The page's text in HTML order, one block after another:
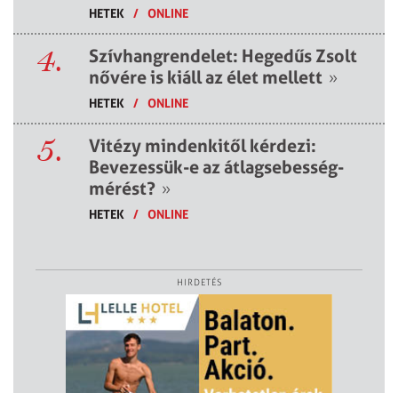
HETEK / ONLINE
4.
Szívhangrendelet: Hegedűs Zsolt
nővére is kiáll az élet mellett »
HETEK / ONLINE
5.
Vitézy mindenkitől kérdezi:
Bevezessük-e az átlagsebesség-
mérést? »
HETEK / ONLINE
HIRDETÉS